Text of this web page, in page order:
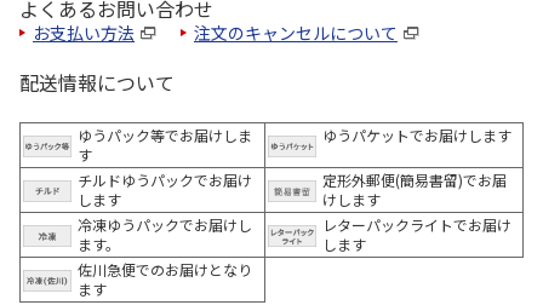
よくあるお問い合わせ
お支払い方法 注文のキャンセルについて
配送情報について
ゆうパック等でお届けしま
す
ゆうパケットでお届けします
チルドゆうパックでお届け
します
定形外郵便(簡易書留)でお届
けします
冷凍ゆうパックでお届けし
ます。
レターパックライトでお届け
します
佐川急便でのお届けとなり
ます